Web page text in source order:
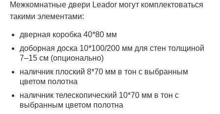
Межкомнатные двери Leador могут комплектоваться
такими элементами:
дверная коробка 40*80 мм
доборная доска 10*100/200 мм для стен толщиной
7–15 см (опционально)
наличник плоский 8*70 мм в тон с выбранным
цветом полотна
наличник телескопический 10*70 мм в тон с
выбранным цветом полотна